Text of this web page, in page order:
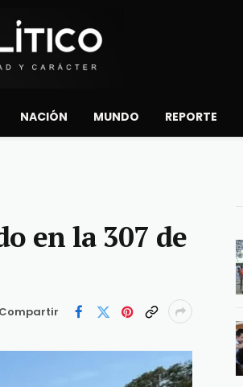
NACIÓN MUNDO REPORTE
en la 307 de
Compartir